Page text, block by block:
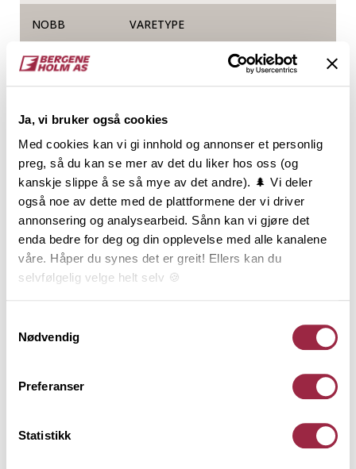
Ja, vi bruker også cookies
Med cookies kan vi gi innhold og annonser et personlig
preg, så du kan se mer av det du liker hos oss (og
kanskje slippe å se så mye av det andre). 🌲 Vi deler
også noe av dette med de plattformene der vi driver
annonsering og analysearbeid. Sånn kan vi gjøre det
enda bedre for deg og din opplevelse med alle kanalene
våre. Håper du synes det er greit! Ellers kan du
selvfølgelig velge helt selv 🍪
Nødvendig
Preferanser
Statistikk
NOBB VARETYPE
60170054
Produktinformasjon
Konstruksjonsvirke, ofte kalt K-virke, er sortert med
hensyn til styrke og stivhet og er produsert etter
gjeldende standard for styrkesortering. Varen er
lengdekappet i intervaller, høvlet på alle 4 sider og
har avrundede eller fasede kanter.
Konstruksjonsvirke er CE og NS-merket og
underlagt 3-part kontroll. Styrkeklassen C24 brukes i
og utføres av kvalifisert personell. Denne varen er
produsert i Norge av PEFC-sertifisert tømmer fra
bærekraftige skoger og har lang levetid ved riktig
bruk. Livsløpsanalyse, påvirkning på miljø og lagring
EcoProduct.